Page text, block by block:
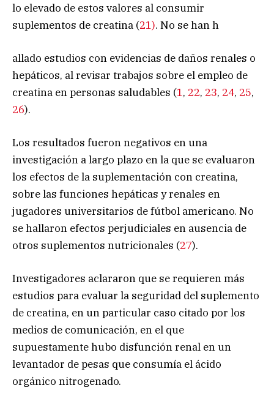
lo elevado de estos valores al consumir
suplementos de creatina (21). No se han h
allado estudios con evidencias de daños renales o
hepáticos, al revisar trabajos sobre el empleo de
creatina en personas saludables (1, 22, 23, 24, 25,
26).
Los resultados fueron negativos en una
investigación a largo plazo en la que se evaluaron
los efectos de la suplementación con creatina,
sobre las funciones hepáticas y renales en
jugadores universitarios de fútbol americano. No
se hallaron efectos perjudiciales en ausencia de
otros suplementos nutricionales (27).
Investigadores aclararon que se requieren más
estudios para evaluar la seguridad del suplemento
de creatina, en un particular caso citado por los
medios de comunicación, en el que
supuestamente hubo disfunción renal en un
levantador de pesas que consumía el ácido
orgánico nitrogenado.